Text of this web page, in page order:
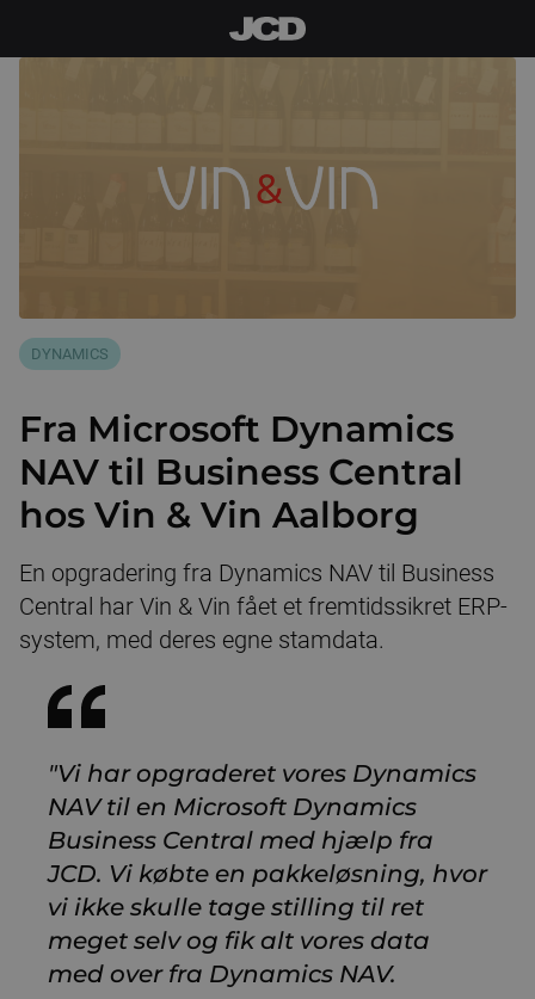
DYNAMICS
Fra Microsoft Dynamics
NAV til Business Central
hos Vin & Vin Aalborg
En opgradering fra Dynamics NAV til Business
Central har Vin & Vin fået et fremtidssikret ERP-
system, med deres egne stamdata.
"Vi har opgraderet vores Dynamics
NAV til en Microsoft Dynamics
Business Central med hjælp fra
JCD. Vi købte en pakkeløsning, hvor
vi ikke skulle tage stilling til ret
meget selv og fik alt vores data
med over fra Dynamics NAV.